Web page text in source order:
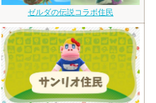
ゼルダの伝説コラボ住民